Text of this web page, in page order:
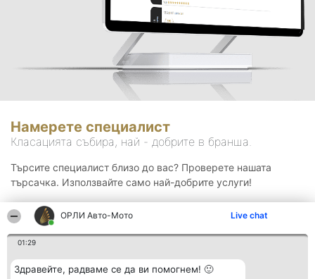
ОРЛИ Aвто-Mото Live chat
01:29
Здравейте, радваме се да ви помогнем! 🙂
Намерете специалист
Класацията събира, най - добрите в бранша.
Търсите специалист близо до вас? Проверете нашата
търсачка. Използвайте само най-добрите услуги!